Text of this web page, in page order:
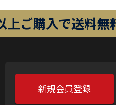
上ご購入で送料無
新規会員登録